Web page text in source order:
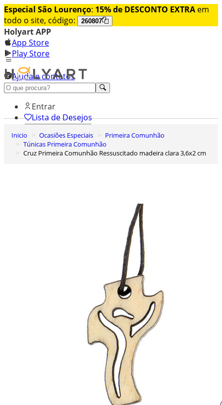
Especial São Lourenço: 15% de DESCONTO EXTRA em
todo o site, código:
260807
Holyart APP
App Store
Play Store
Ajuda e contatos
Conheça premium
Entrar
Lista de Desejos
0
Carrinho de Compras
Inicio Ocasiões Especiais
Primeira Comunhão
Túnicas Primeira Comunhão
Cruz Primeira Comunhão Ressuscitado madeira clara 3,6x2 cm